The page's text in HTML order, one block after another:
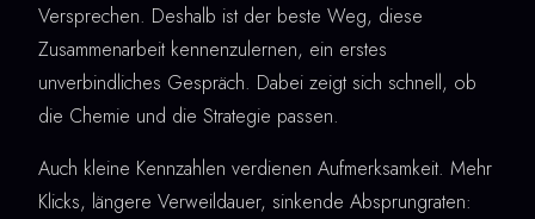
Versprechen. Deshalb ist der beste Weg, diese
Zusammenarbeit kennenzulernen, ein erstes
unverbindliches Gespräch. Dabei zeigt sich schnell, ob
die Chemie und die Strategie passen.
Auch kleine Kennzahlen verdienen Aufmerksamkeit. Mehr
Klicks, längere Verweildauer, sinkende Absprungraten: